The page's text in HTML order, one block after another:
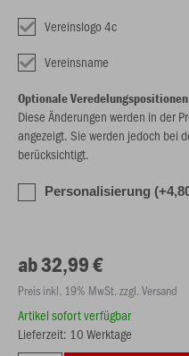
Vereinslogo 4c
Vereinsname
Optionale Veredelungspositionen
Diese Änderungen werden in der
angezeigt. Sie werden jedoch bei
berücksichtigt.
Personalisierung
ab 32,99 €
Preis inkl. 19% MwSt. zzgl. Versand
Artikel sofort verfügbar
Lieferzeit: 10 Werktage